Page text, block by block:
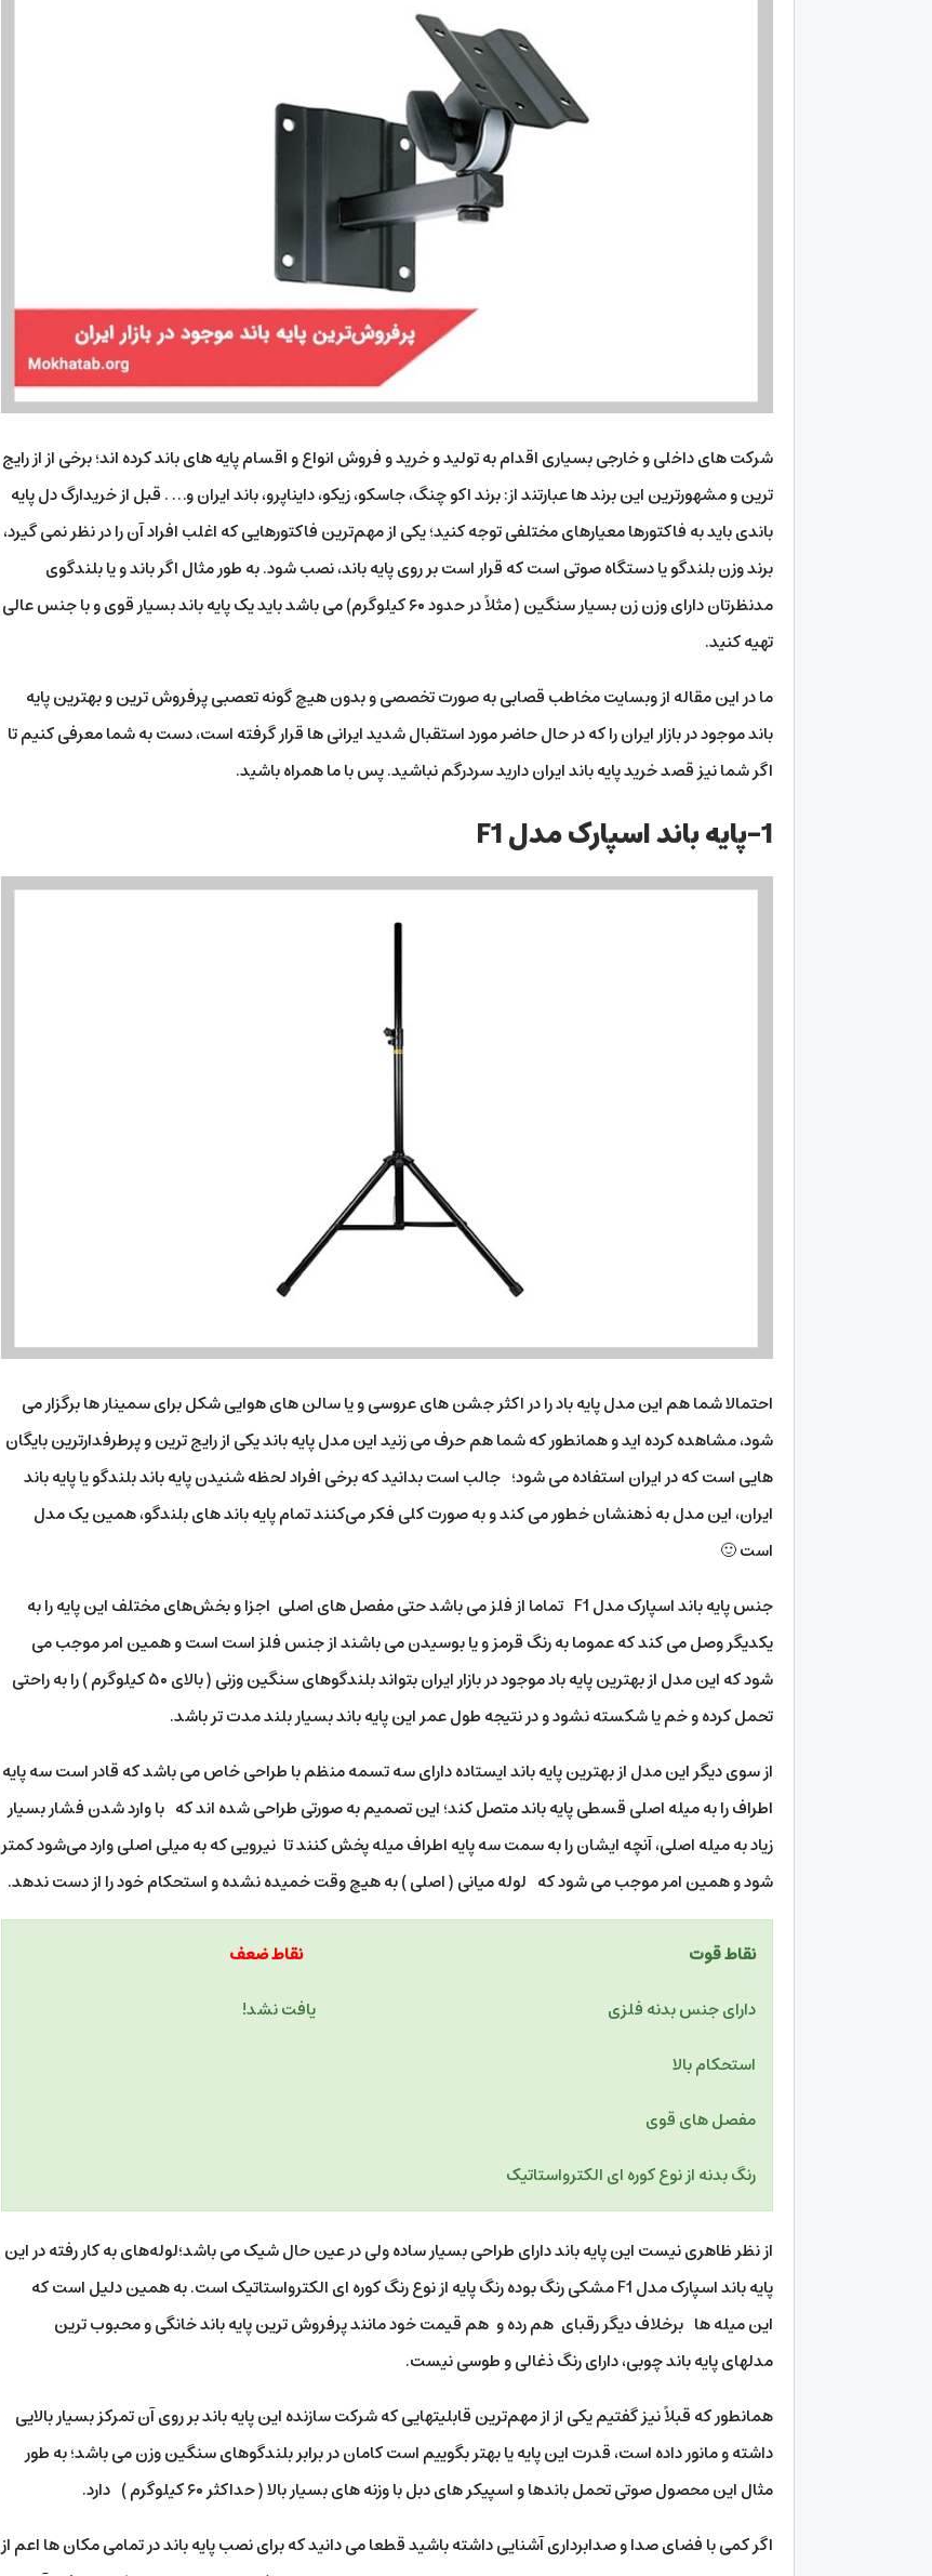
شرکت های داخلی و خارجی بسیاری اقدام به تولید و خرید و فروش انواع و اقسام پایه های باند کرده اند؛ برخی از از رایج
ترین و مشهورترین این برند ها عبارتند از: برند اکو چنگ، جاسکو، زیکو، دایناپرو، باند ایران و… . قبل از خریدارگ دل پایه
باندی باید به فاکتورها معیارهای مختلفی توجه کنید؛ یکی از مهم‌ترین فاکتورهایی که اغلب افراد آن را در نظر نمی گیرد،
برند وزن بلندگو یا دستگاه صوتی است که قرار است بر روی پایه باند، نصب شود. به طور مثال اگر باند و یا بلندگوی
مدنظرتان دارای وزن زن بسیار سنگین ( مثلاً در حدود ۶۰ کیلوگرم) می باشد باید یک پایه باند بسیار قوی و با جنس عالی
تهیه کنید.
ما در این مقاله از وبسایت مخاطب قصابی به صورت تخصصی و بدون هیچ گونه تعصبی پرفروش ترین و بهترین پایه
باند موجود در بازار ایران را که در حال حاضر مورد استقبال شدید ایرانی ها قرار گرفته است، دست به شما معرفی کنیم تا
اگر شما نیز قصد خرید پایه باند ایران دارید سردرگم نباشید. پس با ما همراه باشید.
1-پایه باند اسپارک مدل F1
احتمالا شما هم این مدل پایه باد را در اکثر جشن های عروسی و یا سالن های هوایی شکل برای سمینار ها برگزار می
شود، مشاهده کرده اید و همانطور که شما هم حرف می زنید این مدل پایه باند یکی از رایج ترین و پرطرفدارترین بایگان
هایی است که در ایران استفاده می شود؛ جالب است بدانید که برخی افراد لحظه شنیدن پایه باند بلندگو یا پایه باند
ایران، این مدل به ذهنشان خطور می کند و به صورت کلی فکر می‌کنند تمام پایه باند های بلندگو، همین یک مدل
است 🙂
جنس پایه باند اسپارک مدل F1 تماما از فلز می باشد حتی مفصل های اصلی اجزا و بخش‌های مختلف این پایه را به
یکدیگر وصل می کند که عموما به رنگ قرمز و یا بوسیدن می باشند از جنس فلز است است و همین امر موجب می
شود که این مدل از بهترین پایه باد موجود در بازار ایران بتواند بلندگوهای سنگین وزنی ( بالای ۵۰ کیلوگرم ) را به راحتی
تحمل کرده و خم یا شکسته نشود و در نتیجه طول عمر این پایه باند بسیار بلند مدت تر باشد.
از سوی دیگر این مدل از بهترین پایه باند ایستاده دارای سه تسمه منظم با طراحی خاص می باشد که قادر است سه پایه
اطراف را به میله اصلی قسطی پایه باند متصل کند؛ این تصمیم به صورتی طراحی شده اند که با وارد شدن فشار بسیار
زیاد به میله اصلی، آنچه ایشان را به سمت سه پایه اطراف میله پخش کنند تا نیرویی که به میلی اصلی وارد می‌شود کمتر
شود و همین امر موجب می شود که لوله میانی ( اصلی ) به هیچ وقت خمیده نشده و استحکام خود را از دست ندهد.
نقاط قوتنقاط ضعف
دارای جنس بدنه فلزی یافت نشد!
استحکام بالا
مفصل های قوی
رنگ بدنه از نوع کوره ای الکترواستاتیک
از نظر ظاهری نیست این پایه باند دارای طراحی بسیار ساده ولی در عین حال شیک می باشد؛لوله‌های به کار رفته در این
پایه باند اسپارک مدل F1 مشکی رنگ بوده رنگ پایه از نوع رنگ کوره ای الکترواستاتیک است. به همین دلیل است که
این میله ها برخلاف دیگر رقبای هم رده و هم قیمت خود مانند پرفروش ترین پایه باند خانگی و محبوب ترین
مدلهای پایه باند چوبی، دارای رنگ ذغالی و طوسی نیست.
همانطور که قبلاً نیز گفتیم یکی از از مهم‌ترین قابلیتهایی که شرکت سازنده این پایه باند بر روی آن تمرکز بسیار بالایی
داشته و مانور داده است، قدرت این پایه یا بهتر بگوییم است کامان در برابر بلندگوهای سنگین وزن می باشد؛ به طور
مثال این محصول صوتی تحمل باندها و اسپیکر های دبل با وزنه های بسیار بالا ( حداکثر ۶۰ کیلوگرم ) دارد.
اگر کمی با فضای صدا و صدابرداری آشنایی داشته باشید قطعا می دانید که برای نصب پایه باند در تمامی مکان ها اعم از